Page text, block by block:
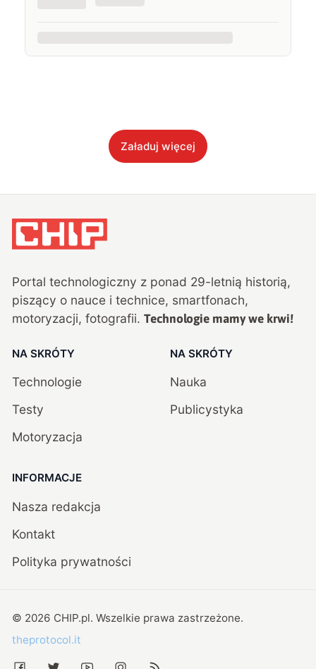
Załaduj więcej
Portal technologiczny z ponad 29-letnią historią,
piszący o nauce i technice, smartfonach,
motoryzacji, fotografii. Technologie mamy we krwi!
NA SKRÓTY
Technologie
Testy
Motoryzacja
NA SKRÓTY
Nauka
Publicystyka
INFORMACJE
Nasza redakcja
Kontakt
Polityka prywatności
© 2026 CHIP.pl. Wszelkie prawa zastrzeżone.
theprotocol.it